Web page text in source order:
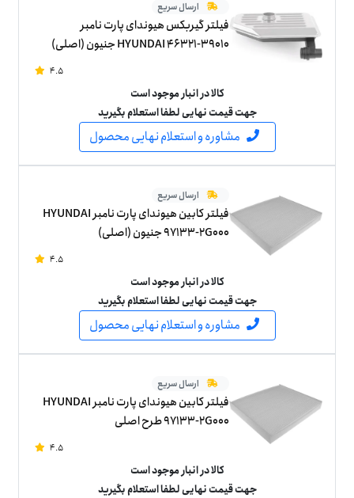
ارسال سریع
فیلتر گیربکس هیوندای پارت نامبر
HYUNDAI 46321-39010 جنیون (اصلی)
4.5
کالا در انبار موجود است
جهت قیمت نهایی لطفا استعلام بگیرید
مشاوره و استعلام نهایی محصول
ارسال سریع
فیلتر کابین هیوندای پارت نامبر HYUNDAI
97133-2G000 جنیون (اصلی)
4.5
کالا در انبار موجود است
جهت قیمت نهایی لطفا استعلام بگیرید
مشاوره و استعلام نهایی محصول
ارسال سریع
فیلتر کابین هیوندای پارت نامبر HYUNDAI
97133-2G000 طرح اصلی
4.5
کالا در انبار موجود است
جهت قیمت نهایی لطفا استعلام بگیرید